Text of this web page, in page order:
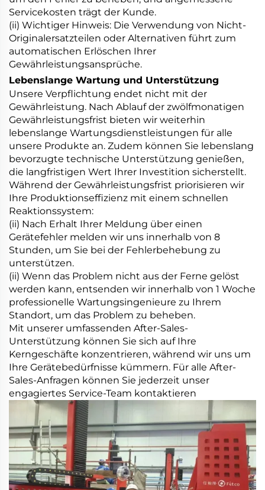
Servicekosten trägt der Kunde.
(ii) Wichtiger Hinweis: Die Verwendung von Nicht-
Originalersatzteilen oder Alternativen führt zum
automatischen Erlöschen Ihrer
Gewährleistungsansprüche.
Lebenslange Wartung und Unterstützung
Unsere Verpflichtung endet nicht mit der
Gewährleistung. Nach Ablauf der zwölfmonatigen
Gewährleistungsfrist bieten wir weiterhin
lebenslange Wartungsdienstleistungen für alle
unsere Produkte an. Zudem können Sie lebenslang
bevorzugte technische Unterstützung genießen,
die langfristigen Wert Ihrer Investition sicherstellt.
Während der Gewährleistungsfrist priorisieren wir
Ihre Produktionseffizienz mit einem schnellen
Reaktionssystem:
(ii) Nach Erhalt Ihrer Meldung über einen
Gerätefehler melden wir uns innerhalb von 8
Stunden, um Sie bei der Fehlerbehebung zu
unterstützen.
(ii) Wenn das Problem nicht aus der Ferne gelöst
werden kann, entsenden wir innerhalb von 1 Woche
professionelle Wartungsingenieure zu Ihrem
Standort, um das Problem zu beheben.
Mit unserer umfassenden After-Sales-
Unterstützung können Sie sich auf Ihre
Kerngeschäfte konzentrieren, während wir uns um
Ihre Gerätebedürfnisse kümmern. Für alle After-
Sales-Anfragen können Sie jederzeit unser
engagiertes Service-Team kontaktieren